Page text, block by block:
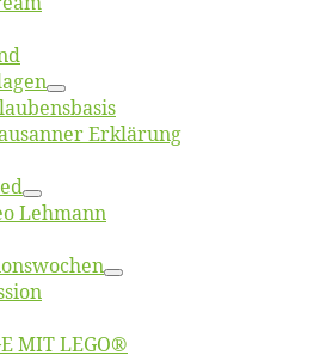
Erklärung
Lehmann
MIT LEGO®